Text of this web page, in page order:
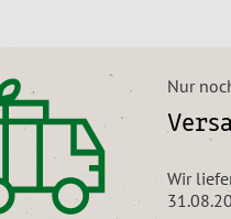
Nur
Wir